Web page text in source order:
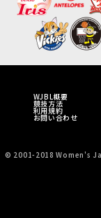
WJBL概要
競技方法
利用規約
お問い合わせ
© 2001-2018 Women's